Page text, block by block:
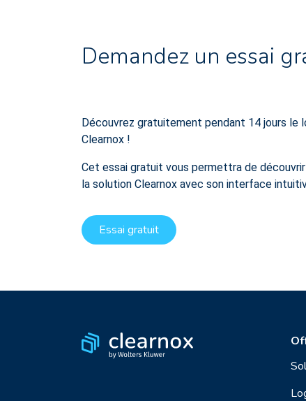
Demandez un essai
Découvrez gratuitement pendant 14 jours le
Clearnox !
Cet essai gratuit vous permettra de
la solution Clearnox avec son interface
Essai gratuit